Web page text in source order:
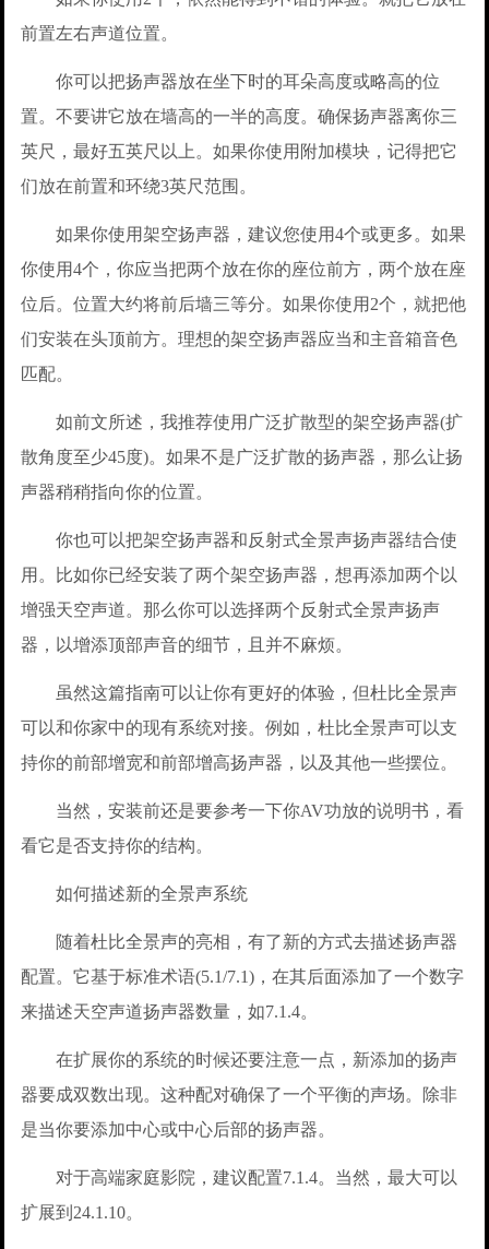
前置左右声道位置。
你可以把扬声器放在坐下时的耳朵高度或略高的位
置。不要讲它放在墙高的一半的高度。确保扬声器离你三
英尺，最好五英尺以上。如果你使用附加模块，记得把它
们放在前置和环绕3英尺范围。
如果你使用架空扬声器，建议您使用4个或更多。如果
你使用4个，你应当把两个放在你的座位前方，两个放在座
位后。位置大约将前后墙三等分。如果你使用2个，就把他
们安装在头顶前方。理想的架空扬声器应当和主音箱音色
匹配。
如前文所述，我推荐使用广泛扩散型的架空扬声器(扩
散角度至少45度)。如果不是广泛扩散的扬声器，那么让扬
声器稍稍指向你的位置。
你也可以把架空扬声器和反射式全景声扬声器结合使
用。比如你已经安装了两个架空扬声器，想再添加两个以
增强天空声道。那么你可以选择两个反射式全景声扬声
器，以增添顶部声音的细节，且并不麻烦。
虽然这篇指南可以让你有更好的体验，但杜比全景声
可以和你家中的现有系统对接。例如，杜比全景声可以支
持你的前部增宽和前部增高扬声器，以及其他一些摆位。
当然，安装前还是要参考一下你AV功放的说明书，看
看它是否支持你的结构。
如何描述新的全景声系统
随着杜比全景声的亮相，有了新的方式去描述扬声器
配置。它基于标准术语(5.1/7.1)，在其后面添加了一个数字
来描述天空声道扬声器数量，如7.1.4。
在扩展你的系统的时候还要注意一点，新添加的扬声
器要成双数出现。这种配对确保了一个平衡的声场。除非
是当你要添加中心或中心后部的扬声器。
对于高端家庭影院，建议配置7.1.4。当然，最大可以
扩展到24.1.10。